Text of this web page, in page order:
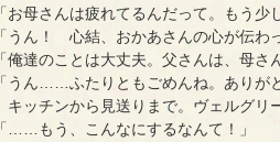
「お母さんは疲れてるんだって。もう少
「うん！ 心結、おかあさんの心が伝わ
「俺達のことは大丈夫。父さんは、母さ
「うん……ふたりともごめんね。ありが
キッチンから見送りまで。ヴェルグリ
「……もう、こんなにするなんて！」